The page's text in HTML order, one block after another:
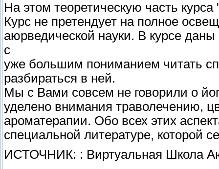
На этом теоретическую часть
Курс не претендует на полное
аюрведической науки. В курсе даны
с
уже большим пониманием читать
разбираться в ней.
Мы с Вами совсем не говорили о
уделено внимания траволечению,
ароматерапии. Обо всех этих
специальной литературе, которой
ИСТОЧНИК: : Виртуальная Школа